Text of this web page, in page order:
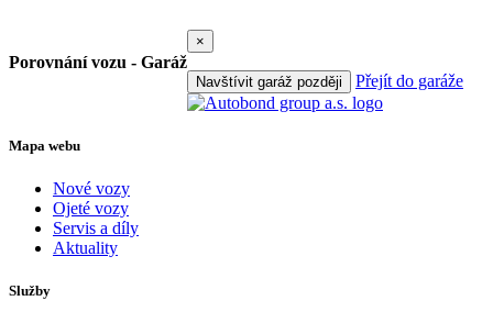
Porovnání vozu - Garáž
×
Navštívit garáž později Přejít do garáže
Mapa webu
Nové vozy
Ojeté vozy
Servis a díly
Aktuality
Služby